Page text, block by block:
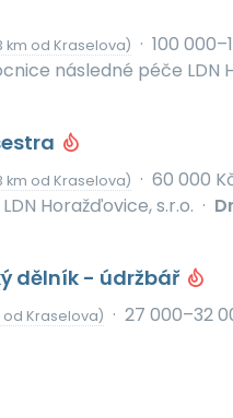
km od Kraselova) · 100
následné péče LDN
km od Kraselova) · 60 000
Horažďovice, s.r.o. ·
dělník - údržbář
od Kraselova) · 27 000–32